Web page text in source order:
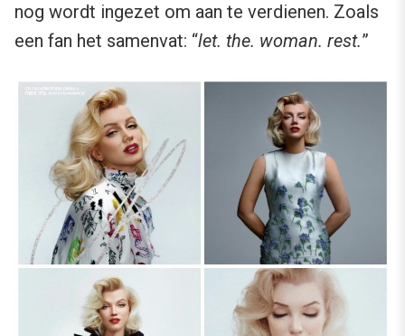
nog wordt ingezet om aan te verdienen. Zoals
een fan het samenvat: “let. the. woman. rest.”